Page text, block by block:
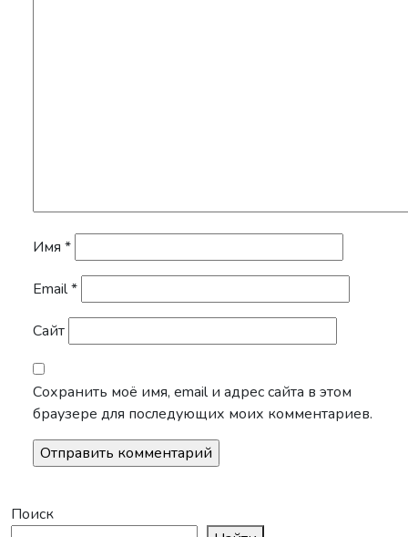
Имя *
Email*
Сайт
Сохранить моё имя, email и адрес сайта в этом
браузере для последующих моих комментариев.
Поиск